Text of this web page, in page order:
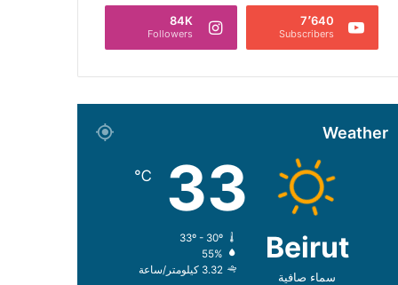
7٬640
Subscribers
84K
Followers
Weather
Beirut
سماء صافية
33
℃
33º - 30º
55%
3.32 كيلومتر/ساعة